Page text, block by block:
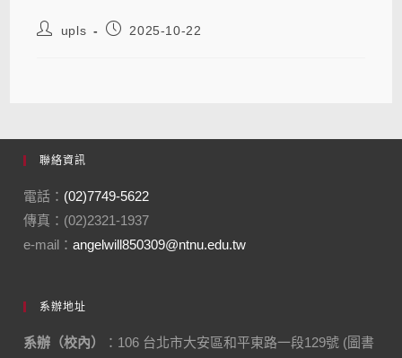
upls 2025-10-22
聯絡資訊
電話： (02)7749-5622
傳真：(02)2321-1937
e-mail：angelwill850309@ntnu.edu.tw
系辦地址
系辦（校內） ：106 台北市大安區和平東路一段129號 (圖書